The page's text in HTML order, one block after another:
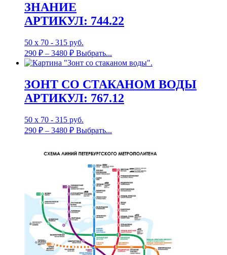
ЗНАНИЕ
АРТИКУЛ: 744.22
50 х 70 - 315 руб.
290 ₽ – 3480 ₽ Выбрать...
ЗОНТ СО СТАКАНОМ ВОДЫ
АРТИКУЛ: 767.12
50 х 70 - 315 руб.
290 ₽ – 3480 ₽ Выбрать...